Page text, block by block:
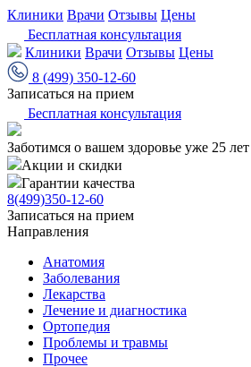
Клиники Врачи Отзывы Цены
Бесплатная консультация
Клиники Врачи Отзывы Цены
8 (499) 350-12-60
Записаться на прием
Бесплатная консультация
Заботимся о вашем здоровье уже 25 лет
Акции и скидки
Гарантии качества
8(499)350-12-60
Записаться на прием
Направления
Анатомия
Заболевания
Лекарства
Лечение и диагностика
Ортопедия
Проблемы и травмы
Прочее